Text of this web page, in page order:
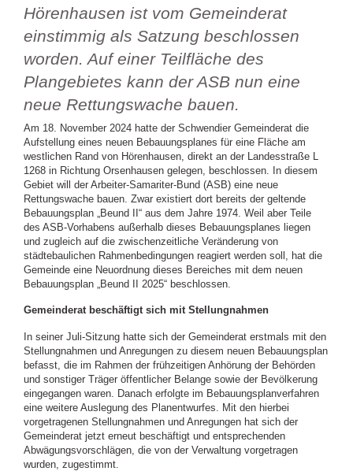
Hörenhausen ist vom Gemeinderat
einstimmig als Satzung beschlossen
worden. Auf einer Teilfläche des
Plangebietes kann der ASB nun eine
neue Rettungswache bauen.
Am 18. November 2024 hatte der Schwendier Gemeinderat die
Aufstellung eines neuen Bebauungsplanes für eine Fläche am
westlichen Rand von Hörenhausen, direkt an der Landesstraße L
1268 in Richtung Orsenhausen gelegen, beschlossen. In diesem
Gebiet will der Arbeiter-Samariter-Bund (ASB) eine neue
Rettungswache bauen. Zwar existiert dort bereits der geltende
Bebauungsplan „Beund II“ aus dem Jahre 1974. Weil aber Teile
des ASB-Vorhabens außerhalb dieses Bebauungsplanes liegen
und zugleich auf die zwischenzeitliche Veränderung von
städtebaulichen Rahmenbedingungen reagiert werden soll, hat die
Gemeinde eine Neuordnung dieses Bereiches mit dem neuen
Bebauungsplan „Beund II 2025“ beschlossen.
Gemeinderat beschäftigt sich mit Stellungnahmen
In seiner Juli-Sitzung hatte sich der Gemeinderat erstmals mit den
Stellungnahmen und Anregungen zu diesem neuen Bebauungsplan
befasst, die im Rahmen der frühzeitigen Anhörung der Behörden
und sonstiger Träger öffentlicher Belange sowie der Bevölkerung
eingegangen waren. Danach erfolgte im Bebauungsplanverfahren
eine weitere Auslegung des Planentwurfes. Mit den hierbei
vorgetragenen Stellungnahmen und Anregungen hat sich der
Gemeinderat jetzt erneut beschäftigt und entsprechenden
Abwägungsvorschlägen, die von der Verwaltung vorgetragen
wurden, zugestimmt.